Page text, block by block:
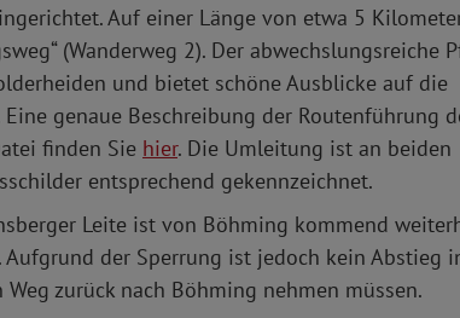
Auf einer Länge von etwa 5
(Wanderweg 2). Der abwechslungsreiche
und bietet schöne Ausblicke auf die
genaue Beschreibung der Routenführung
finden Sie hier. Die Umleitung ist an beiden
entsprechend gekennzeichnet.
Leite ist von Böhming kommend
der Sperrung ist jedoch kein Abstieg
zurück nach Böhming nehmen müssen.